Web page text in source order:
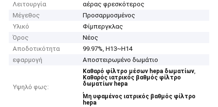
Λειτουργία
αέρας φρεσκότερος
Μέγεθος
Προσαρμοσμένος
Υλικό
Φίμπεργκλας
Όρος
Νέος
Αποδοτικότητα
99.97%, H13~H14
εφαρμογή
Αποστειρωμένο δωμάτιο
Υψηλό φως:
Καθαρό φίλτρο μέσων hepa δωματίων,
Καθαρός ιατρικός βαθμός φίλτρο
δωματίων hepa
,
Μη υφαμένος ιατρικός βαθμός φίλτρο
hepa